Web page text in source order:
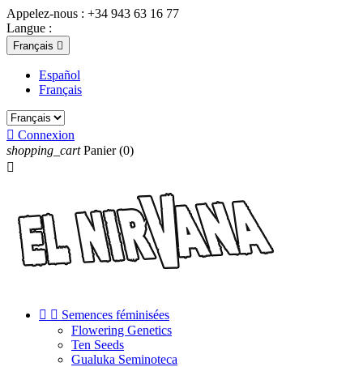
Appelez-nous : +34 943 63 16 77
Langue :
Français 
Español
Français
 Connexion
shopping_cart Panier (0)

  Semences féminisées
Flowering Genetics
Ten Seeds
Gualuka Seminoteca